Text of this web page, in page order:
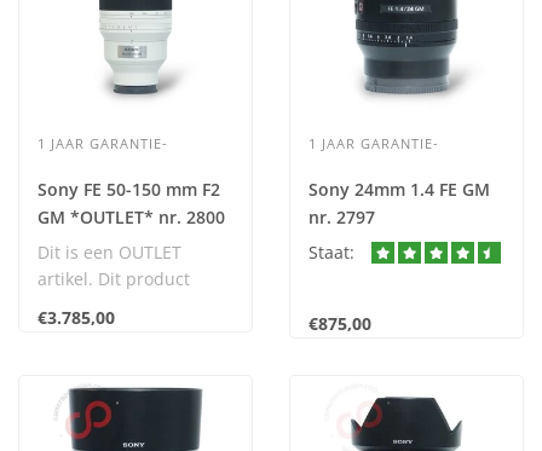
1 JAAR GARANTIE-
Sony FE 50-150 mm F2
GM *OUTLET* nr. 2800
Dit is een OUTLET
artikel. Dit product
en komt met 2 jaar..
€3.785,00
1 JAAR GARANTIE-
Sony 24mm 1.4 FE GM
nr. 2797
Staat:
€875,00